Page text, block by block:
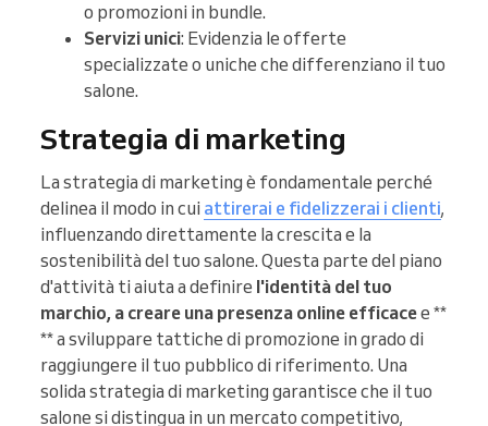
o promozioni in bundle.
Servizi unici: Evidenzia le offerte
specializzate o uniche che differenziano il tuo
salone.
Strategia di marketing
La strategia di marketing è fondamentale perché
delinea il modo in cui attirerai e fidelizzerai i clienti,
influenzando direttamente la crescita e la
sostenibilità del tuo salone. Questa parte del piano
d'attività ti aiuta a definire l'identità del tuo
marchio, a creare una presenza online efficacee **
** a sviluppare tattiche di promozione in grado di
raggiungere il tuo pubblico di riferimento. Una
solida strategia di marketing garantisce che il tuo
salone si distingua in un mercato competitivo,